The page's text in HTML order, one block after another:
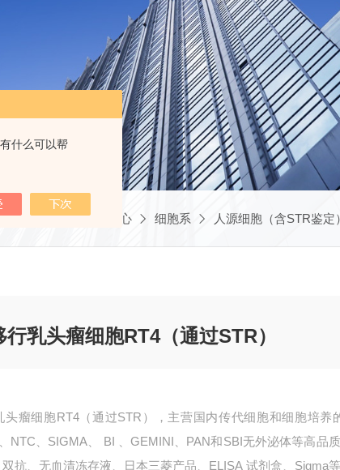
什么可以帮
置：首页 产品中心 细胞系 人源细胞（含STR鉴定）
行乳头瘤细胞RT4（通过STR）
头瘤细胞RT4（通过STR），主营国内传代细胞和细胞培养
NTC、SIGMA、 BI 、GEMINI、PAN和SBI无外泌体等高品
抗、无血清冻存液、日本三菱产品、ELISA 试剂盒、Sigma等